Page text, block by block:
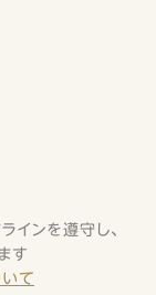
インを遵守し、
す
て